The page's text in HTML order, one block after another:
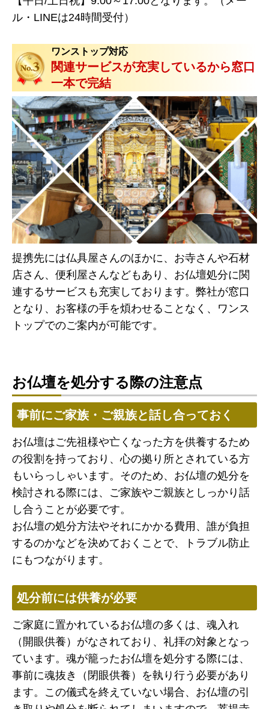
ル・LINEは24時間受付）
ワンストップ対応
関連サービスが充実しているから窓口
一本で完結
提携先には仏具屋さんのほかに、お寺さんや石材
店さん、便利屋さんなどもあり、お仏壇処分に関
連するサービスも充実しております。弊社が窓口
となり、お客様の手を煩わせることなく、ワンス
トップでのご案内が可能です。
お仏壇を処分する際の注意点
事前にご家族・ご親族と話し合っておく
お仏壇はご先祖様や亡くなった方を供養するため
の役割を持っており、心の拠り所とされている方
もいらっしゃいます。そのため、お仏壇の処分を
検討される際には、ご家族やご親族としっかり話
し合うことが必要です。
お仏壇の処分方法やそれにかかる費用、誰が負担
するのかなどを決めておくことで、トラブル防止
にもつながります。
処分前には供養が必要
ご家庭に置かれているお仏壇の多くは、魂入れ
（開眼供養）がなされており、礼拝の対象となっ
ています。魂が籠ったお仏壇を処分する際には、
事前に魂抜き（閉眼供養）を執り行う必要があり
ます。この儀式を終えていない場合、お仏壇の引